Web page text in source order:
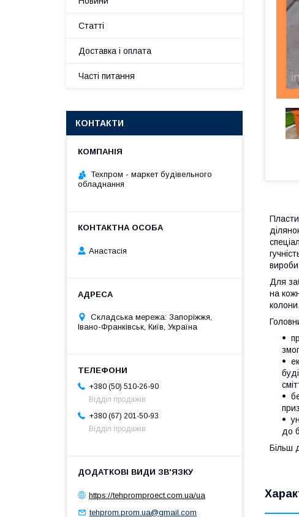
Для
на
колони.
до
Більш
Статті
Доставка і оплата
Часті питання
КОНТАКТИ
Техпром - маркет будівельного
обладнання
Анастасія
Складська мережа: Запоріжжя,
Івано-Франківськ, Київ, Україна
+380 (50) 510-26-90
Відділ продажів
+380 (67) 201-50-93
Відділ продажів
https://tehpromproect.com.ua/ua
tehprom.prom.ua@gmail.com